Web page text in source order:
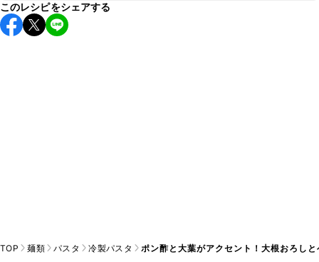
こちらのレシピは出来たてをお召し上がりいただくことをお
すすめします。
このレシピをシェアする
TOP 麺類 パスタ 冷製パスタ ポン酢と大葉がアクセント！大根おろし